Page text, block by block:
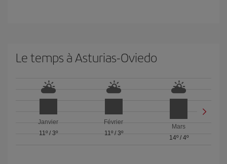
Le temps à Asturias-Oviedo
Janvier
11º/ 3º
Février
11º/ 3º
Mars
14º/ 4º